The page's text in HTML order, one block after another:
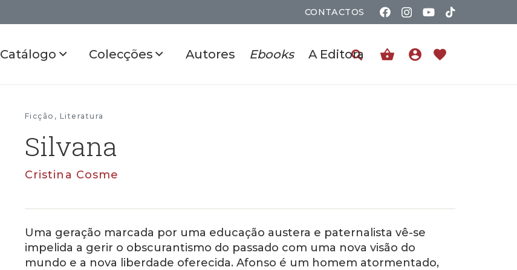
CONTACTOS
Catálogo Colecções Autores Ebooks A Editora shopping_basket account_circle favorite
Ficção , Literatura
Silvana
Cristina Cosme
Uma geração marcada por uma educação austera e paternalista vê-se
impelida a gerir o obscurantismo do passado com uma nova visão do
mundo e a nova liberdade oferecida. Afonso é um homem atormentado,